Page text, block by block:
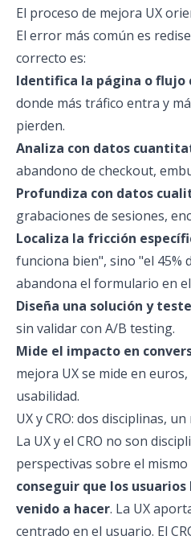
El proceso de mejora UX
El error más común es
correcto es:
Identifica la página o flujo
donde más tráfico entra y
pierden.
Analiza con datos
abandono de checkout,
Profundiza con datos
grabaciones de sesiones,
Localiza la fricción
funciona bien", sino "el 45%
abandona el formulario en
Diseña una solución y
sin validar con A/B testing.
Mide el impacto en
mejora UX se mide en
usabilidad.
UX y CRO: dos disciplinas,
La UX y el CRO no son
perspectivas sobre el
conseguir que los
venido a hacer. La UX
centrado en el usuario. El